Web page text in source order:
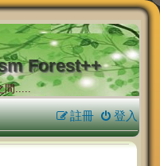
Forest++
間.....
登入
註冊